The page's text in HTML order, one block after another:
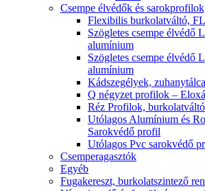
Csempe élvédők és
Flexibilis burkolatváltó,
Szögletes csempe élvédő
alumínium
Szögletes csempe élvédő
alumínium
Kádszegélyek,
Q négyzet profilok –
Réz Profilok,
Utólagos Alumínium és
Sarokvédő profil
Utólagos Pvc sarokvédő
Csemperagasztók
Egyéb
Fugakereszt, burkolatszintező